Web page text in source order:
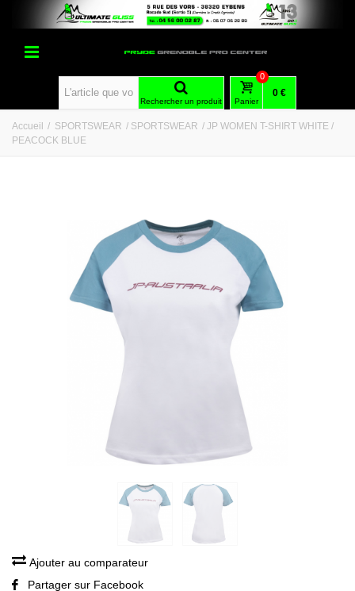
Rechercher un produit Panier
0
0 €
Accueil / SPORTSWEAR / SPORTSWEAR / JP WOMEN T-SHIRT WHITE /
PEACOCK BLUE
Ajouter au comparateur
Partager sur Facebook